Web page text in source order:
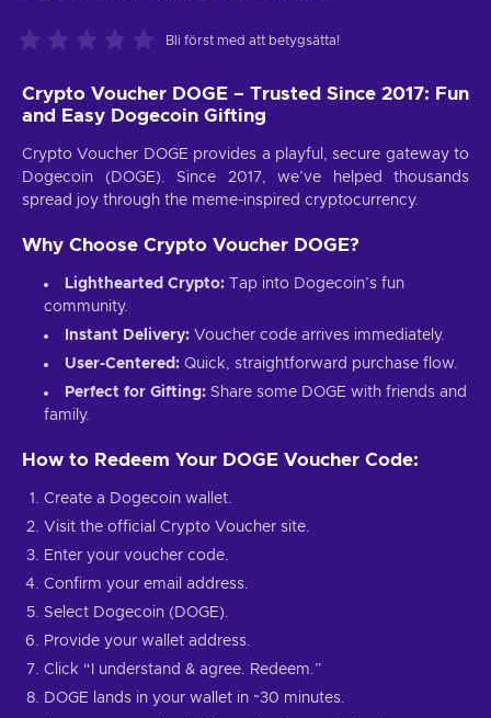
Bli först med att betygsätta!
Crypto Voucher DOGE – Trusted Since 2017: Fun
and Easy Dogecoin Gifting
Crypto Voucher DOGE provides a playful, secure gateway to
Dogecoin (DOGE). Since 2017, we’ve helped thousands
spread joy through the meme-inspired cryptocurrency.
Why Choose Crypto Voucher DOGE?
Lighthearted Crypto: Tap into Dogecoin’s fun
community.
Instant Delivery: Voucher code arrives immediately.
User-Centered: Quick, straightforward purchase flow.
Perfect for Gifting: Share some DOGE with friends and
family.
How to Redeem Your DOGE Voucher Code:
Create a Dogecoin wallet.
Visit the official Crypto Voucher site.
Enter your voucher code.
Confirm your email address.
Select Dogecoin (DOGE).
Provide your wallet address.
Click “I understand & agree. Redeem.”
DOGE lands in your wallet in ~30 minutes.